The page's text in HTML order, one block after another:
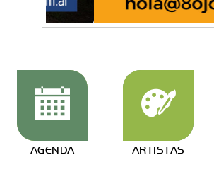
AGENDA ARTISTAS